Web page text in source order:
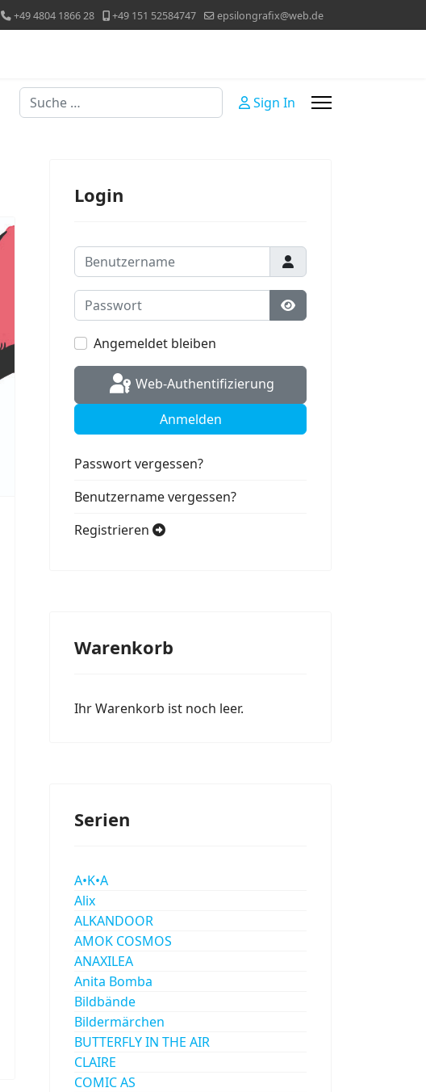
+49 4804 1866 28 +49 151 52584747 epsilongrafix@web.de
Suchen Sign In
Login
Benutzername
Passwort
Passwort anzeigen
Angemeldet bleiben
Web-Authentifizierung
Anmelden
Passwort vergessen?
Benutzername vergessen?
Registrieren
Warenkorb
Ihr Warenkorb ist noch leer.
Serien
A•K•A
Alix
ALKANDOOR
AMOK COSMOS
ANAXILEA
Anita Bomba
Bildbände
Bildermärchen
BUTTERFLY IN THE AIR
CLAIRE
COMIC AS